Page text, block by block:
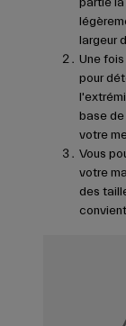
largeur
Une
pour
base
votre
Vous
votre
des